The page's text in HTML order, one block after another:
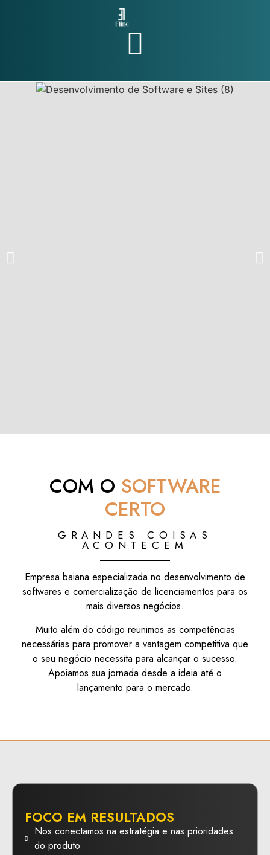
COM O SOFTWARE
CERTO
GRANDES COISAS
ACONTECEM
Empresa baiana especializada no desenvolvimento de
softwares e comercialização de licenciamentos para os
mais diversos negócios.
Muito além do código reunimos as competências
necessárias para promover a vantagem competitiva que
o seu negócio necessita para alcançar o sucesso.
Apoiamos sua jornada desde a ideia até o
lançamento para o mercado.
FOCO EM RESULTADOS
Nos conectamos na estratégia e nas prioridades
do produto